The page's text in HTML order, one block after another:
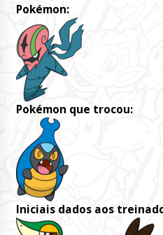
Pokémon:
Pokémon que trocou:
Iniciais dados aos